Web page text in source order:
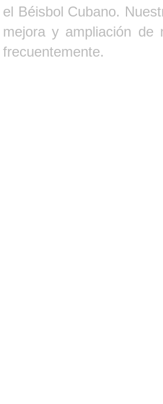
el Béisbol Cubano.
mejora y ampliación de
frecuentemente.